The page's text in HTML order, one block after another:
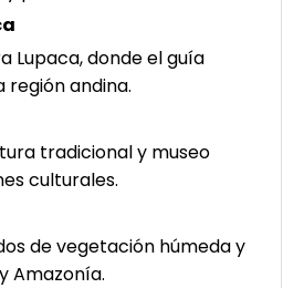
Lupaca, donde el guía
región andina.
tradicional y museo
culturales.
de vegetación húmeda y
Amazonía.